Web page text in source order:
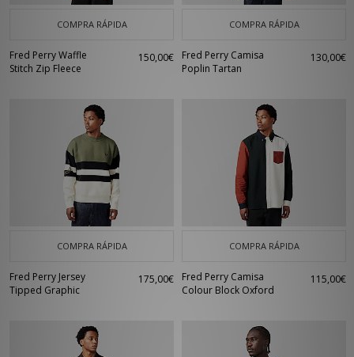
COMPRA RÁPIDA
Fred Perry Waffle
Stitch Zip Fleece
150,00€
COMPRA RÁPIDA
Fred Perry Camisa
Poplin Tartan
130,00€
COMPRA RÁPIDA
Fred Perry Jersey
Tipped Graphic
175,00€
COMPRA RÁPIDA
Fred Perry Camisa
Colour Block Oxford
115,00€